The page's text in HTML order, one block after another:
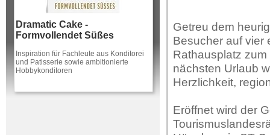
Dramatic Cake -
Formvollendet Süßes
Inspiration für Fachleute aus Konditorei
und Patisserie sowie ambitionierte
Hobbykonditoren
Getreu dem
Besucher auf vier
Rathausplatz zum
nächsten Urlaub
Herzlichkeit,
Eröffnet wird der